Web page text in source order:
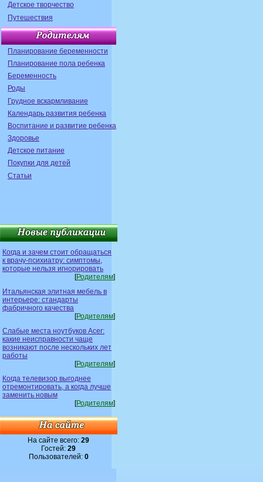
Детское творчество
Путешествия
Планирование беременности
Планирование пола ребенка
Беременность
Роды
Грудное вскармливание
Календарь развития ребенка
Воспитание и развитие ребенка
Здоровье
Детское питание
Покупки для детей
Статьи
Когда и зачем стоит обращаться
к врачу-психиатру: симптомы,
которые нельзя игнорировать
[Родителям]
Итальянская элитная мебель в
интерьере: стандарты
фабричного качества
[Родителям]
Слабые места ноутбуков Acer:
какие неисправности чаще
возникают после нескольких лет
работы
[Родителям]
Когда телевизор выгоднее
отремонтировать, а когда лучше
заменить новым
[Родителям]
На сайте всего:29
Гостей:29
Пользователей: 0